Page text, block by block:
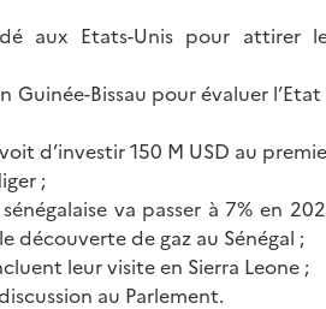
aux Etats-Unis pour attirer
Guinée-Bissau pour évaluer
d’investir 150 M USD au
;
va passer à 7% en
découverte de gaz au Sénégal ;
leur visite en Sierra Leone ;
au Parlement.